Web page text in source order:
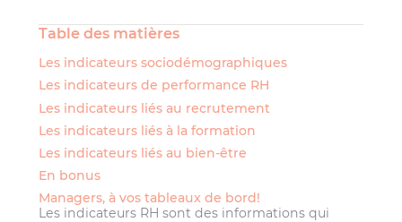
Table des matières
Les indicateurs sociodémographiques
Les indicateurs de performance RH
Les indicateurs liés au recrutement
Les indicateurs liés à la formation
Les indicateurs liés au bien-être
En bonus
Managers, à vos tableaux de bord!
Les indicateurs RH sont des informations qui